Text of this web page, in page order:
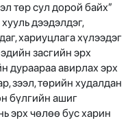
төр сул дорой байх”
дээдэлдэг,
хариуцлага хүлээдэг
засгийн эрх
дураараа авирлах эрх
зээл, төрийн худалдан
бүлгийн ашиг
эрх чөлөө бус харин